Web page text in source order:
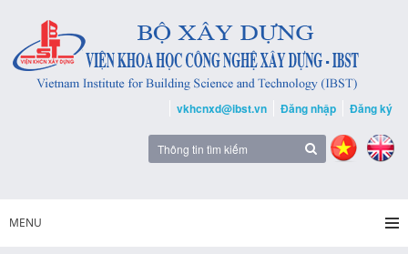
vkhcnxd@ibst.vn Đăng nhập Đăng ký
MENU